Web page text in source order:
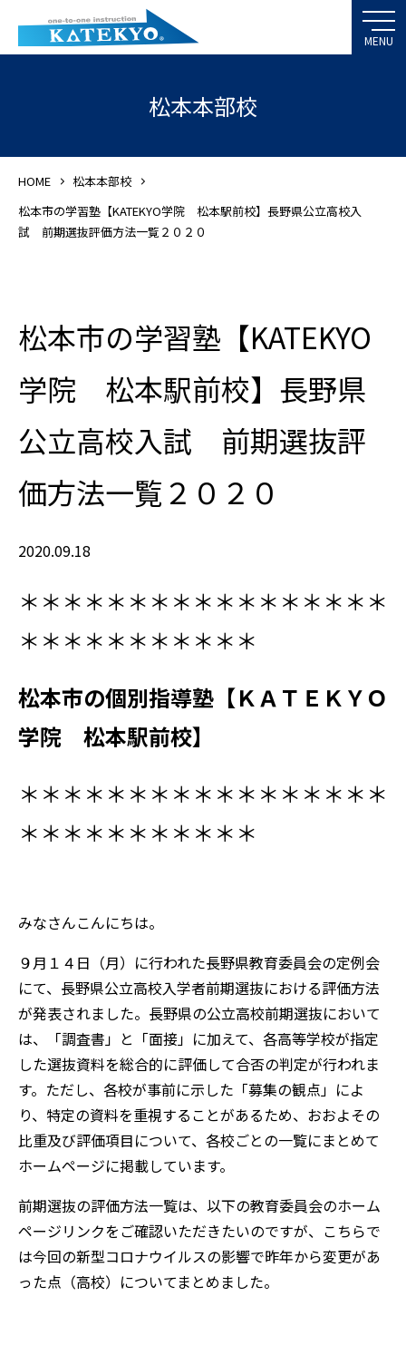
松本本部校
HOME
松本本部校
松本市の学習塾【KATEKYO学院 松本駅前校】長野県公立高校入
試 前期選抜評価方法一覧２０２０
松本市の学習塾【KATEKYO
学院 松本駅前校】長野県
公立高校入試 前期選抜評
価方法一覧２０２０
2020.09.18
＊＊＊＊＊＊＊＊＊＊＊＊＊＊＊＊＊
＊＊＊＊＊＊＊＊＊＊＊
松本市の個別指導塾【ＫＡＴＥＫＹＯ
学院 松本駅前校】
＊＊＊＊＊＊＊＊＊＊＊＊＊＊＊＊＊
＊＊＊＊＊＊＊＊＊＊＊
みなさんこんにちは。
９月１４日（月）に行われた長野県教育委員会の定例会
にて、長野県公立高校入学者前期選抜における評価方法
が発表されました。長野県の公立高校前期選抜において
は、「調査書」と「面接」に加えて、各高等学校が指定
した選抜資料を総合的に評価して合否の判定が行われま
す。ただし、各校が事前に示した「募集の観点」によ
り、特定の資料を重視することがあるため、おおよその
比重及び評価項目について、各校ごとの一覧にまとめて
ホームページに掲載しています。
前期選抜の評価方法一覧は、以下の教育委員会のホーム
ページリンクをご確認いただきたいのですが、こちらで
は今回の新型コロナウイルスの影響で昨年から変更があ
った点（高校）についてまとめました。